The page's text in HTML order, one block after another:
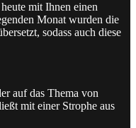
mit Ihnen einen
Monat wurden die
sodass auch diese
auf das Thema von
mit einer Strophe aus